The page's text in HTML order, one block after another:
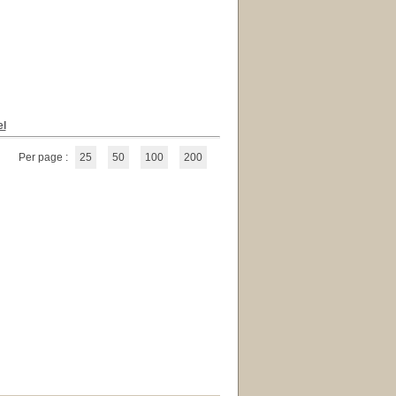
Per page : 25 50 100 200